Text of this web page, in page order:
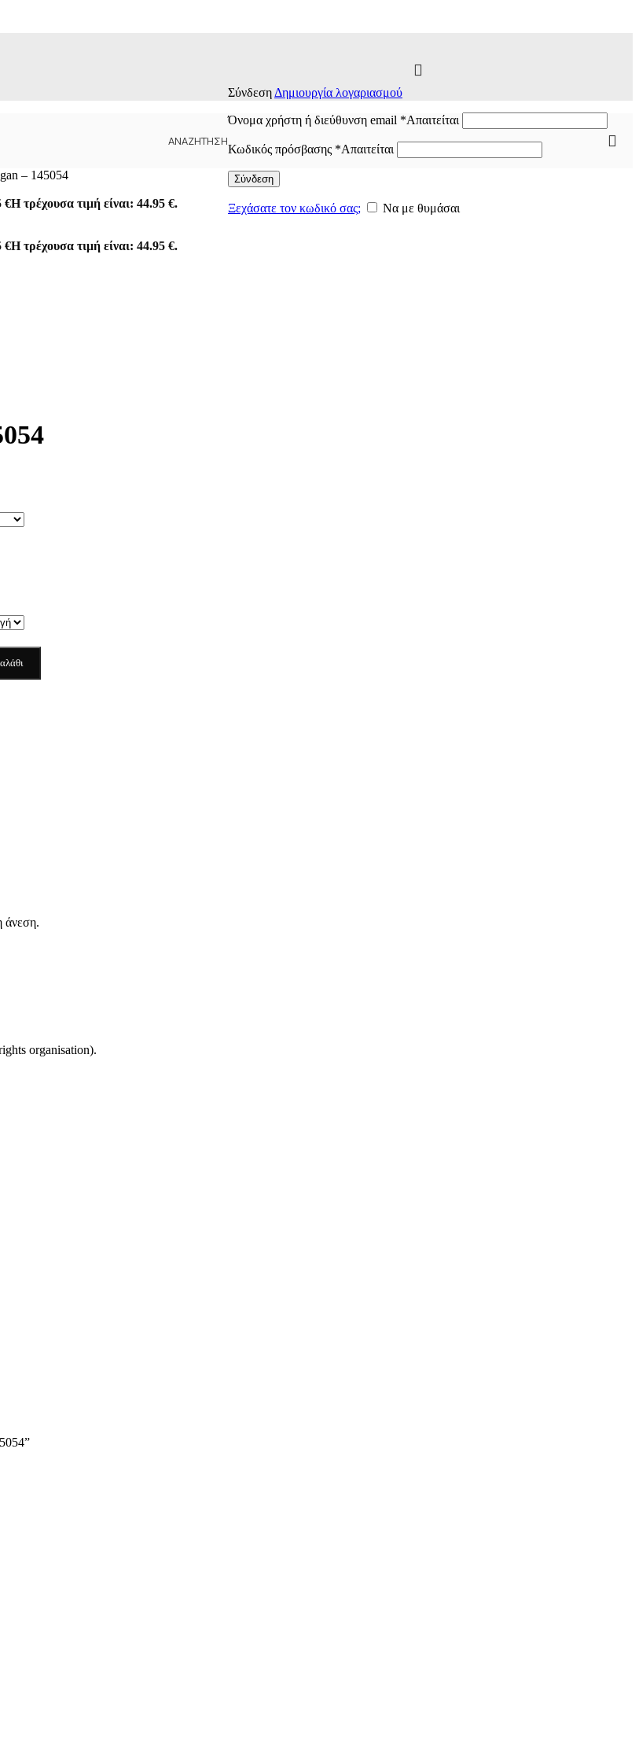
ΑΝΑΖΉΤΗΣΗ
Σύνδεση Δημιουργία λογαριασμού
Όνομα χρήστη ή διεύθυνση email *Απαιτείται
Κωδικός πρόσβασης *Απαιτείται
Σύνδεση
Ξεχάσατε τον κωδικό σας; Να με θυμάσαι
– 145054
€Η τρέχουσα τιμή είναι: 44.95 €.
€Η τρέχουσα τιμή είναι: 44.95 €.
άνεση.
organisation).